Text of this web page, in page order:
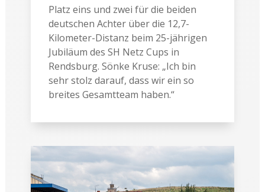
Platz eins und zwei für die beiden
deutschen Achter über die 12,7-
Kilometer-Distanz beim 25-jährigen
Jubiläum des SH Netz Cups in
Rendsburg. Sönke Kruse: „Ich bin
sehr stolz darauf, dass wir ein so
breites Gesamtteam haben.“